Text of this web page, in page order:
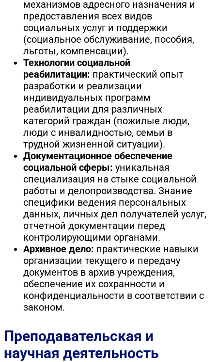
механизмов адресного назначения и
предоставления всех видов
социальных услуг и поддержки
(социальное обслуживание, пособия,
льготы, компенсации).
Технологии социальной
реабилитации: практический опыт
разработки и реализации
индивидуальных программ
реабилитации для различных
категорий граждан (пожилые люди,
люди с инвалидностью, семьи в
трудной жизненной ситуации).
Документационное обеспечение
социальной сферы: уникальная
специализация на стыке социальной
работы и делопроизводства. Знание
специфики ведения персональных
данных, личных дел получателей услуг,
отчетной документации перед
контролирующими органами.
Архивное дело: практические навыки
организации текущего и передачу
документов в архив учреждения,
обеспечение их сохранности и
конфиденциальности в соответствии с
законом.
Преподавательская и
научная деятельность